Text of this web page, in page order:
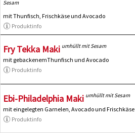
Sesam
mit Thunfisch, Frischkäse und Avocado
Produktinfo
Fry Tekka Maki umhüllt mit Sesam
mit gebackenemThunfisch und Avocado
Produktinfo
Ebi-Philadelphia Maki umhüllt mit Sesam
mit eingelegten Garnelen, Avocado und Frischkäse
Produktinfo